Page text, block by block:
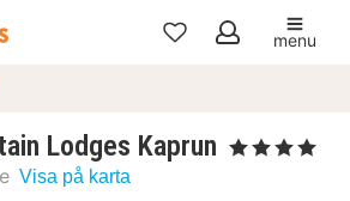
Mina
menu
Lodges Kaprun , 4 Stjärnor
Visa på karta